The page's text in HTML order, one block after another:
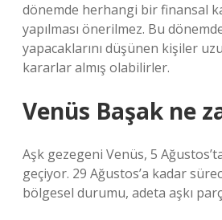
dönemde herhangi bir finansal
yapılması önerilmez. Bu
yapacaklarını düşünen kişiler
kararlar almış olabilirler.
Venüs Başak ne
Aşk gezegeni Venüs, 5
geçiyor. 29 Ağustos’a kadar
bölgesel durumu, adeta aşkı